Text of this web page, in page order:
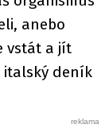
anebo
vstát a jít
italský deník